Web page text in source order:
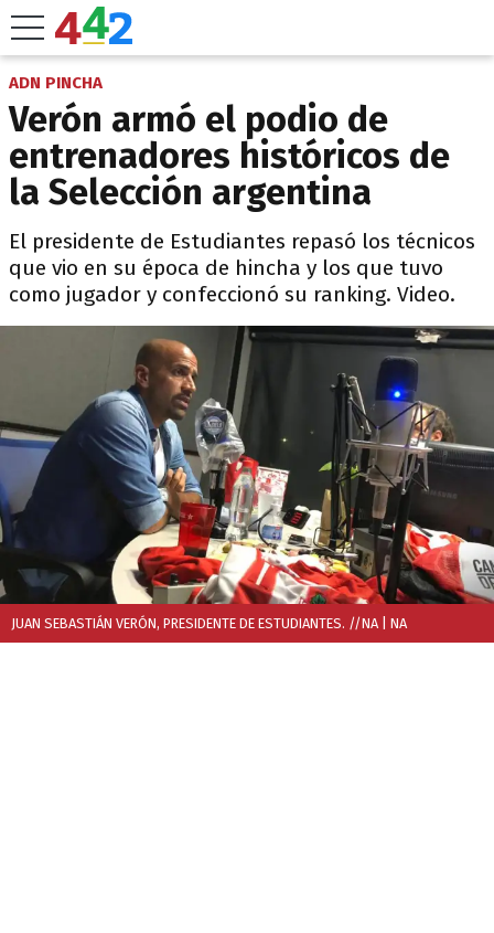
ADN PINCHA
Verón armó el podio de
entrenadores históricos de
la Selección argentina
El presidente de Estudiantes repasó los técnicos
que vio en su época de hincha y los que tuvo
como jugador y confeccionó su ranking. Video.
JUAN SEBASTIÁN VERÓN, PRESIDENTE DE ESTUDIANTES. //NA | NA